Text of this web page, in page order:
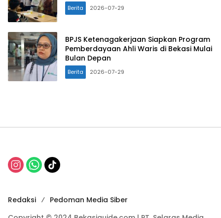
Berita 2026-07-29
BPJS Ketenagakerjaan Siapkan Program
Pemberdayaan Ahli Waris di Bekasi Mulai
Bulan Depan
Berita 2026-07-29
Redaksi
Pedoman Media Siber